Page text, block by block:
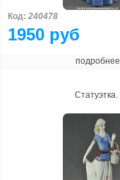
Код: 240478
1950 руб
подробнее
Статуэтка.